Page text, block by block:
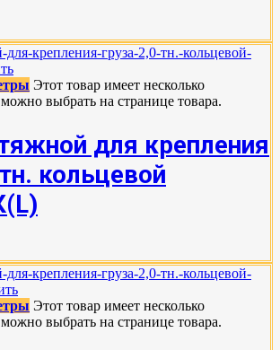
Этот товар имеет несколько
выбрать на странице товара.
для крепления
кольцевой
Этот товар имеет несколько
выбрать на странице товара.